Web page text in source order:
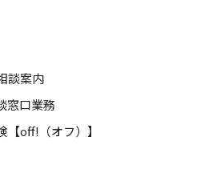
談案内
窓口業務
【off!（オフ）】